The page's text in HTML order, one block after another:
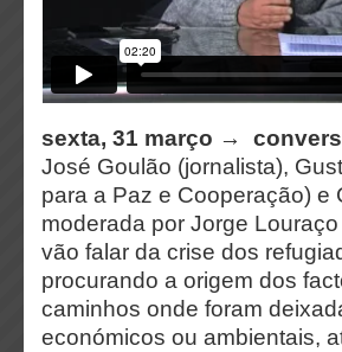
sexta, 31 março →
José Goulão (jornalista),
para a Paz e Cooperação) e
moderada por Jorge
vão falar da crise dos
procurando a origem dos
caminhos onde foram
económicos ou ambientais,